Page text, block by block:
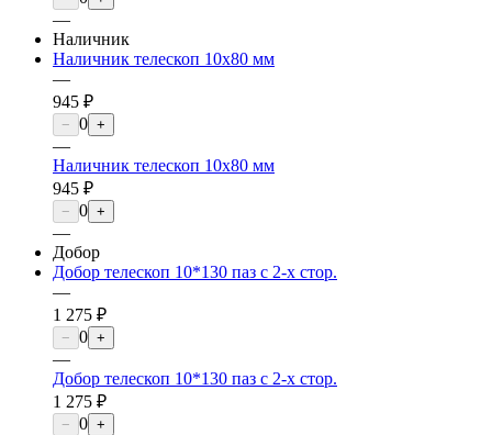
—
Наличник
Наличник телескоп 10х80 мм
—
945 ₽
− 0 +
—
Наличник телескоп 10х80 мм
945 ₽
− 0 +
—
Добор
Добор телескоп 10*130 паз с 2-х стор.
—
1 275 ₽
− 0 +
—
Добор телескоп 10*130 паз с 2-х стор.
1 275 ₽
− 0 +